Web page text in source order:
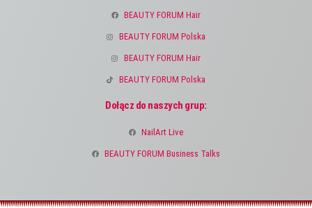
BEAUTY FORUM Hair
BEAUTY FORUM Polska
BEAUTY FORUM Hair
BEAUTY FORUM Polska
Dołącz do naszych grup:
NailArt Live
BEAUTY FORUM Business Talks